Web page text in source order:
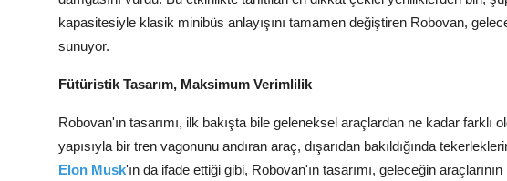
kapasitesiyle klasik minibüs anlayışını tamamen değiştiren Robovan,
sunuyor.
Fütüristik Tasarım, Maksimum Verimlilik
Robovan'ın tasarımı, ilk bakışta bile geleneksel araçlardan ne kadar farklı
yapısıyla bir tren vagonunu andıran araç, dışarıdan bakıldığında
Elon Musk'ın da ifade ettiği gibi, Robovan'ın tasarımı, geleceğin